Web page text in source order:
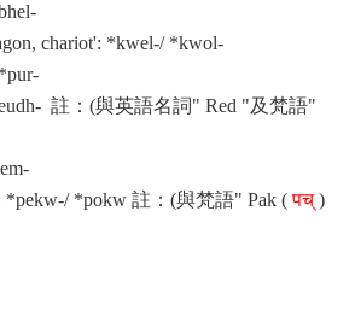
chariot': *kwel-/ *kwol-
pur-
註：(與英語名詞" Red "及梵語"
*pekw-/ *pokw 註：(與梵語" Pak (पच् )